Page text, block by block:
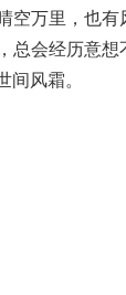
空万里，也
总会经历意
间风霜。